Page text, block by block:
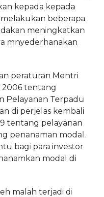
kepada kepada
beberapa
meningkatkan
mnyederhanakan
peraturan Mentri
2006 tentang
Pelayanan Terpadu
di perjelas kembali
tentang pelayanan
penanaman modal.
bagi para investor
modal di
malah terjadi di